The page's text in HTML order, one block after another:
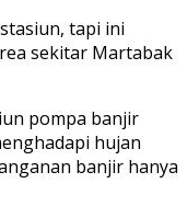
tapi ini
sekitar Martabak
pompa banjir
hujan
banjir hanya